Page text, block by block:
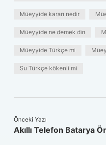
Müeyyide kararı nedir
Müeyyide ne demek din
Müeyyide Türkçe mi
Su Türkçe kökenli mi
Önceki Yazı
Akıllı Telefon Batarya